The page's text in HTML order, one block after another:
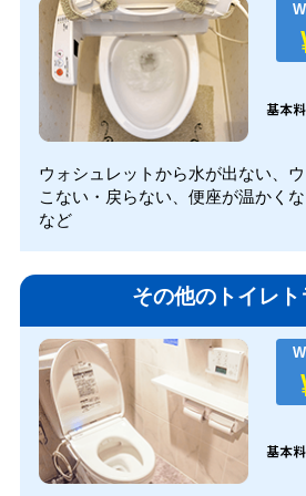
基本
ウォシュレットから水が出ない、
こない・戻らない、便座が温かく
など
その他のトイレ
基本